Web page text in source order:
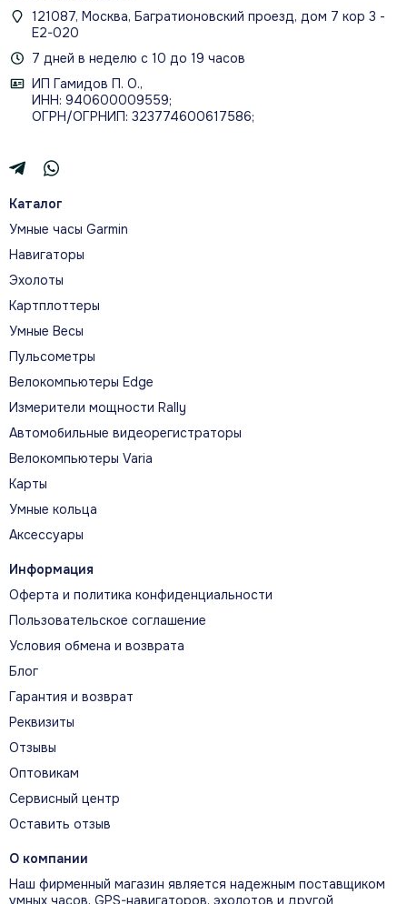
121087, Москва, Багратионовский проезд, дом 7 кор 3 -
Е2-020
7 дней в неделю с 10 до 19 часов
ИП Гамидов П. О.,
ИНН: 940600009559;
ОГРН/ОГРНИП: 323774600617586;
Каталог
Умные часы Garmin
Навигаторы
Эхолоты
Картплоттеры
Умные Весы
Пульсометры
Велокомпьютеры Edge
Измерители мощности Rally
Автомобильные видеорегистраторы
Велокомпьютеры Varia
Карты
Умные кольца
Аксессуары
Информация
Оферта и политика конфиденциальности
Пользовательское соглашение
Условия обмена и возврата
Блог
Гарантия и возврат
Реквизиты
Отзывы
Оптовикам
Сервисный центр
Оставить отзыв
О компании
Наш фирменный магазин является надежным поставщиком
умных часов, GPS-навигаторов, эхолотов и другой